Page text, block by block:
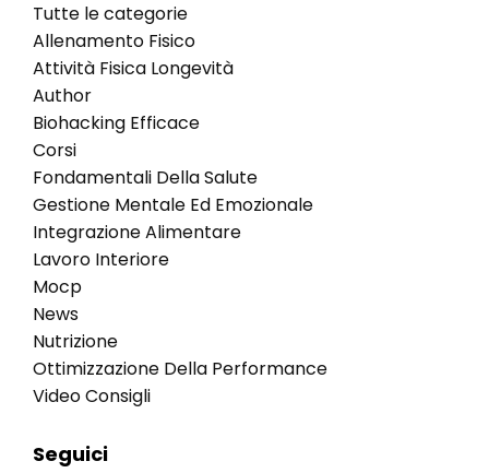
Tutte le categorie
Allenamento Fisico
Attività Fisica Longevità
Author
Biohacking Efficace
Corsi
Fondamentali Della Salute
Gestione Mentale Ed Emozionale
Integrazione Alimentare
Lavoro Interiore
Mocp
News
Nutrizione
Ottimizzazione Della Performance
Video Consigli
Seguici